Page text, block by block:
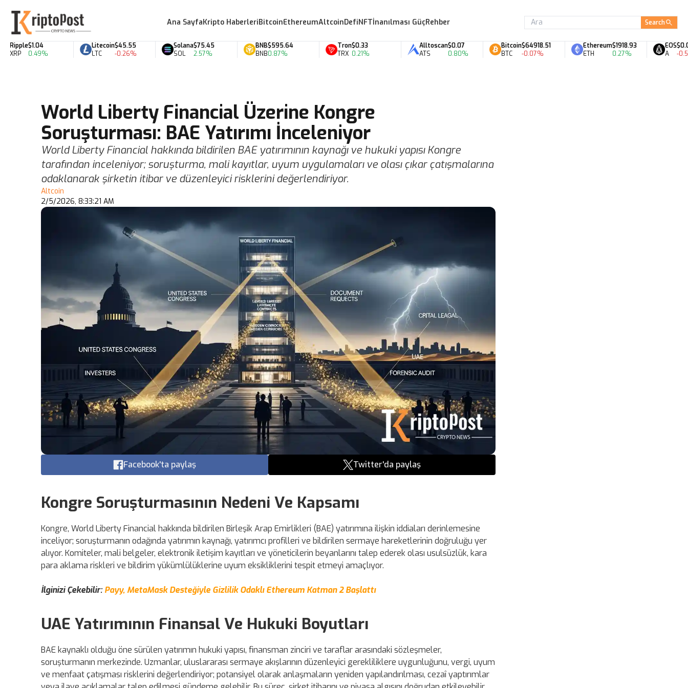
Ana SayfaKripto HaberleriBitcoinEthereumAltcoinDefiNFTİnanılması GüçRehber Search
$1.04
0.49%
Litecoin
LTC
$45.55
-0.26%
Solana
SOL
$75.45
2.57%
BNB
BNB
$595.64
0.87%
Tron
TRX
$0.33
0.21%
Alltoscan
ATS
$0.07
0.80%
Bitcoin
BTC
$64918.51
-0.07%
Ethereum
ETH
$1918.93
0.27%
EOS
A
$0.06
-0.54%
World Liberty Financial Üzerine Kongre
Soruşturması: BAE Yatırımı İnceleniyor
World Liberty Financial hakkında bildirilen BAE yatırımının kaynağı ve hukuki yapısı Kongre
tarafından inceleniyor; soruşturma, mali kayıtlar, uyum uygulamaları ve olası çıkar çatışmalarına
odaklanarak şirketin itibar ve düzenleyici risklerini değerlendiriyor.
Altcoin
2/5/2026, 8:33:21 AM
Facebook'ta paylaş Twitter'da paylaş
Kongre Soruşturmasının Nedeni Ve Kapsamı
Kongre, World Liberty Financial hakkında bildirilen Birleşik Arap Emirlikleri (BAE) yatırımına ilişkin iddiaları derinlemesine
inceliyor; soruşturmanın odağında yatırımın kaynağı, yatırımcı profilleri ve bildirilen sermaye hareketlerinin doğruluğu yer
alıyor. Komiteler, mali belgeler, elektronik iletişim kayıtları ve yöneticilerin beyanlarını talep ederek olası usulsüzlük, kara
para aklama riskleri ve bildirim yükümlülüklerine uyum eksikliklerini tespit etmeyi amaçlıyor.
İlginizi Çekebilir:Payy, MetaMask Desteğiyle Gizlilik Odaklı Ethereum Katman 2 Başlattı
UAE Yatırımının Finansal Ve Hukuki Boyutları
BAE kaynaklı olduğu öne sürülen yatırımın hukuki yapısı, finansman zinciri ve taraflar arasındaki sözleşmeler,
soruşturmanın merkezinde. Uzmanlar, uluslararası sermaye akışlarının düzenleyici gerekliliklere uygunluğunu, vergi, uyum
ve menfaat çatışması risklerini değerlendiriyor; potansiyel olarak anlaşmaların yeniden yapılandırılması, cezaî yaptırımlar